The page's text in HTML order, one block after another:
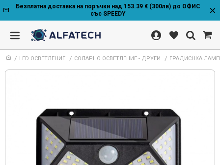
Безплатна доставка на поръчки над 153.39 € (300лв) до ОФИС
със SPEEDY
LED ОСВЕТЛЕНИЕ СОЛАРНО ОСВЕТЛЕНИЕ - ДРУГИ ГРАДИСНКА